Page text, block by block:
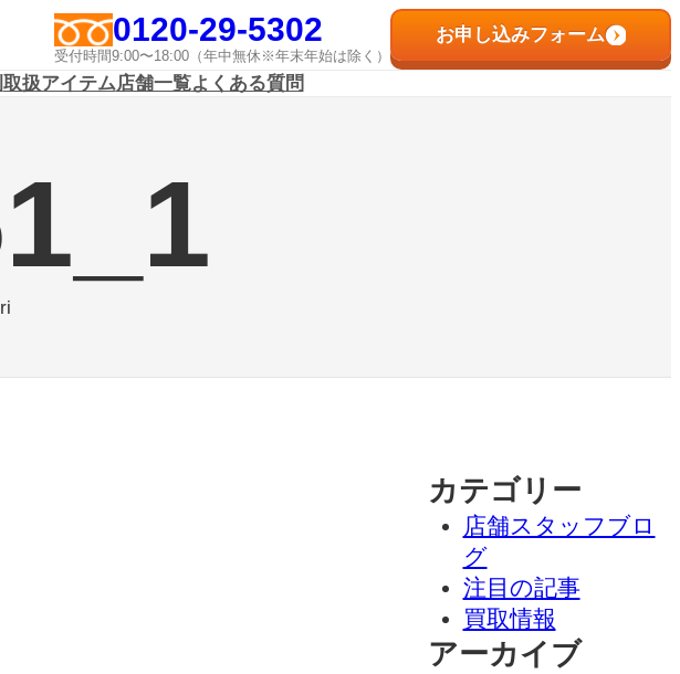
0120-29-5302
受付時間9:00〜18:00（年中無休※年末年始は除く）
お申し込みフォーム
取扱アイテム店舗一覧よくある質問
カテゴリー
店舗スタッフブロ
グ
注目の記事
買取情報
アーカイブ